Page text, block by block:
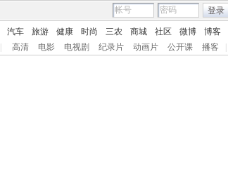
登录
汽车 旅游 健康 时尚 三农 商城 社区 微博 博客
高清 电影 电视剧 纪录片 动画片 公开课 播客